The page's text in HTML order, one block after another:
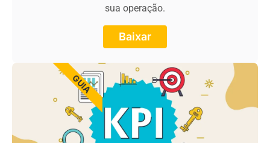
sua operação.
Baixar
GUIA